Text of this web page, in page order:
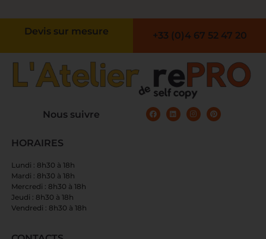
Devis sur mesure +33 (0)4 67 52 47 20
Nous suivre
HORAIRES
Lundi : 8h30 à 18h
Mardi : 8h30 à 18h
Mercredi : 8h30 à 18h
Jeudi : 8h30 à 18h
Vendredi : 8h30 à 18h